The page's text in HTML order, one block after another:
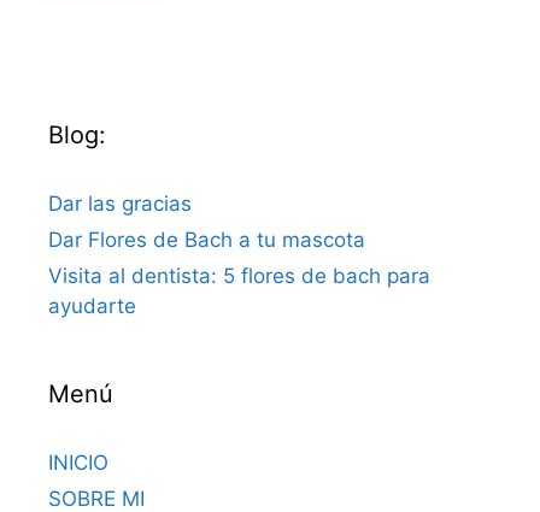
Blog:
Dar las gracias
Dar Flores de Bach a tu mascota
Visita al dentista: 5 flores de bach para
ayudarte
Menú
INICIO
SOBRE MI